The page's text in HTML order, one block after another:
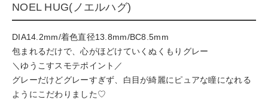
NOEL HUG(ノエルハグ)
DIA14.2mm/着色直径13.8mm/BC8.5mm
包まれるだけで、心がほどけていくぬくもりグレー
＼ゆうこすスモテポイント／
グレーだけどグレーすぎず、白目が綺麗にピュアな瞳になれる
ようにこだわりました♡